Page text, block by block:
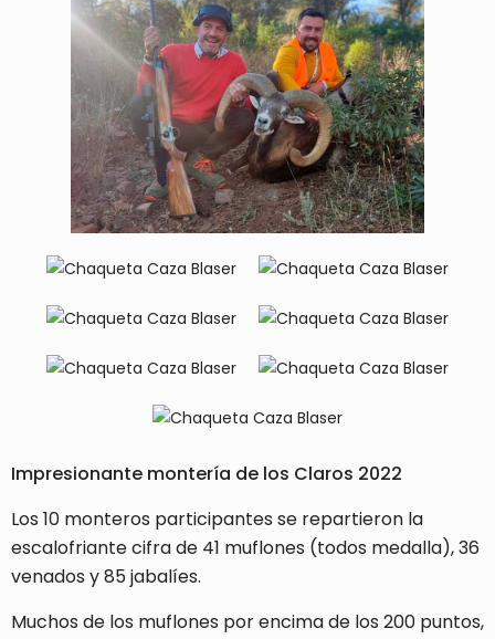
Impresionante montería de los Claros 2022
Los 10 monteros participantes se repartieron la
escalofriante cifra de 41 muflones (todos medalla), 36
venados y 85 jabalíes.
Muchos de los muflones por encima de los 200 puntos,